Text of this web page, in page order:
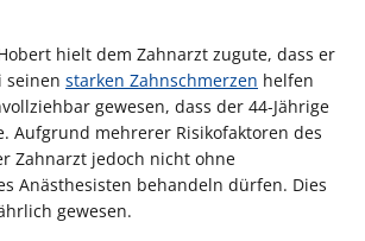
hielt dem Zahnarzt zugute, dass er
seinen starken Zahnschmerzen helfen
gewesen, dass der 44-Jährige
Aufgrund mehrerer Risikofaktoren des
Zahnarzt jedoch nicht ohne
Anästhesisten behandeln dürfen. Dies
gewesen.